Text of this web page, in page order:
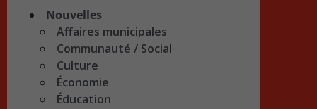
Nouvelles
Affaires municipales
Communauté / Social
Culture
Économie
Éducation